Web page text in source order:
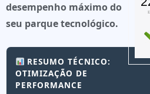
desempenho máximo do
seu parque tecnológico.
RESUMO TÉCNICO:
OTIMIZAÇÃO DE
PERFORMANCE